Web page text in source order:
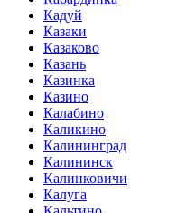
Кадуй
Казаки
Казаково
Казань
Казинка
Казино
Калабино
Каликино
Калининград
Калининск
Калинковичи
Калуга